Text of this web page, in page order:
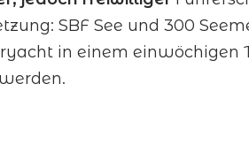
SBF See und 300
in einem einwöchigen